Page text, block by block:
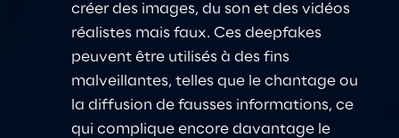
créer des images, du son et des vidéos
réalistes mais faux. Ces deepfakes
peuvent être utilisés à des fins
malveillantes, telles que le chantage ou
la diffusion de fausses informations, ce
qui complique encore davantage le